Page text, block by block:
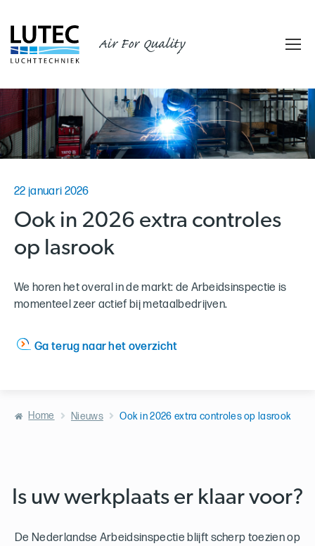
Air For Quality
22 januari 2026
Ook in 2026 extra controles
op lasrook
We horen het overal in de markt: de Arbeidsinspectie is
momenteel zeer actief bij metaalbedrijven.
Ga terug naar het overzicht
Home Nieuws Ook in 2026 extra controles op lasrook
Is uw werkplaats er klaar voor?
De Nederlandse Arbeidsinspectie blijft scherp toezien op